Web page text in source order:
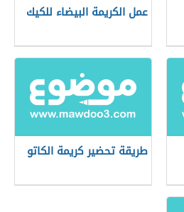
عمل الكريمة البيضاء للكيك
طريقة تحضير كريمة الكاتو